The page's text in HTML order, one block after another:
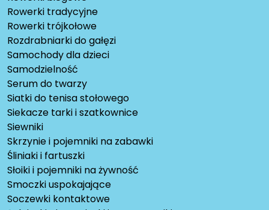
Rowerki tradycyjne
Rowerki trójkołowe
Rozdrabniarki do gałęzi
Samochody dla dzieci
Samodzielność
Serum do twarzy
Siatki do tenisa stołowego
Siekacze tarki i szatkownice
Siewniki
Skrzynie i pojemniki na zabawki
Śliniaki i fartuszki
Słoiki i pojemniki na żywność
Smoczki uspokajające
Soczewki kontaktowe